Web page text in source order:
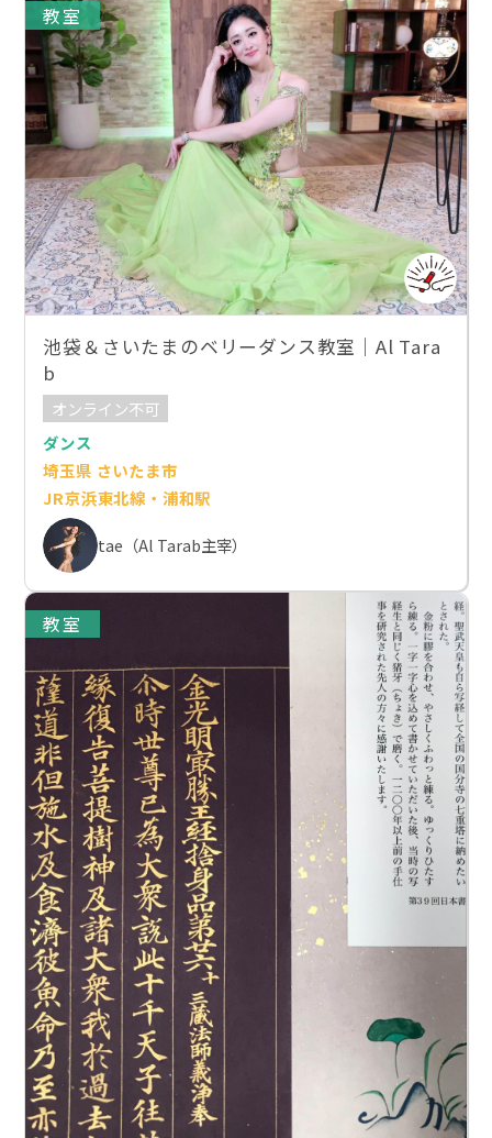
教室
池袋＆さいたまのベリーダンス教室｜Al Tara
b
オンライン不可
ダンス
埼玉県 さいたま市
JR京浜東北線・浦和駅
tae（Al Tarab主宰）
教室